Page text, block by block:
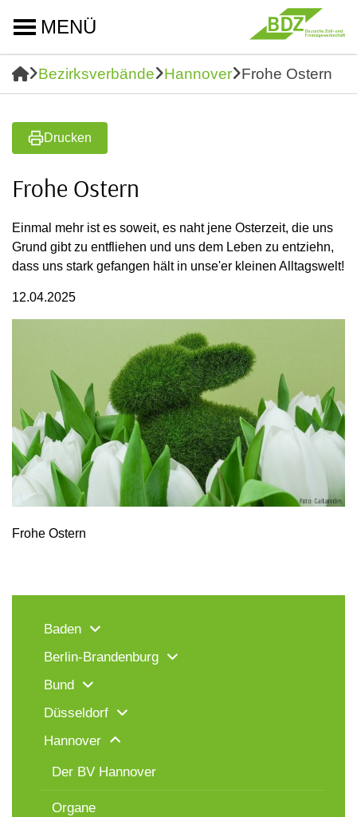
MENÜ
Bezirksverbände Hannover Frohe Ostern
Drucken
Frohe Ostern
Einmal mehr ist es soweit, es naht jene Osterzeit, die uns
Grund gibt zu entfliehen und uns dem Leben zu entziehn,
dass uns stark gefangen hält in unse'er kleinen Alltagswelt!
12.04.2025
Frohe Ostern
Baden
Berlin-Brandenburg
Bund
Düsseldorf
Hannover
Der BV Hannover
Organe